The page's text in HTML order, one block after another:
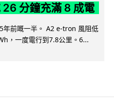
分鐘充滿 8 成電
前嘅一半。 A2 e-tron 風阻低
，一度電行到7.8公里。6...